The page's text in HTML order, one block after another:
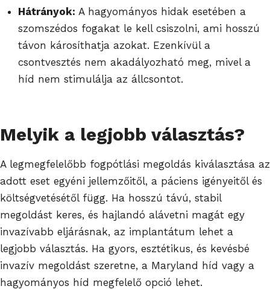
Hátrányok: A hagyományos hidak esetében a
szomszédos fogakat le kell csiszolni, ami hosszú
távon károsíthatja azokat. Ezenkívül a
csontvesztés nem akadályozható meg, mivel a
híd nem stimulálja az állcsontot.
Melyik a legjobb választás?
A legmegfelelőbb fogpótlási megoldás kiválasztása az
adott eset egyéni jellemzőitől, a páciens igényeitől és
költségvetésétől függ. Ha hosszú távú, stabil
megoldást keres, és hajlandó alávetni magát egy
invazívabb eljárásnak, az implantátum lehet a
legjobb választás. Ha gyors, esztétikus, és kevésbé
invazív megoldást szeretne, a Maryland híd vagy a
hagyományos híd megfelelő opció lehet.